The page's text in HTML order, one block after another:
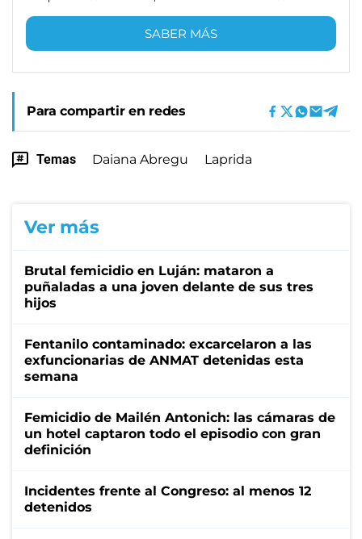
SABER MÁS
Para compartir en redes
Temas Daiana Abregu Laprida
Ver más
Brutal femicidio en Luján: mataron a
puñaladas a una joven delante de sus tres
hijos
Fentanilo contaminado: excarcelaron a las
exfuncionarias de ANMAT detenidas esta
semana
Femicidio de Mailén Antonich: las cámaras de
un hotel captaron todo el episodio con gran
definición
Incidentes frente al Congreso: al menos 12
detenidos